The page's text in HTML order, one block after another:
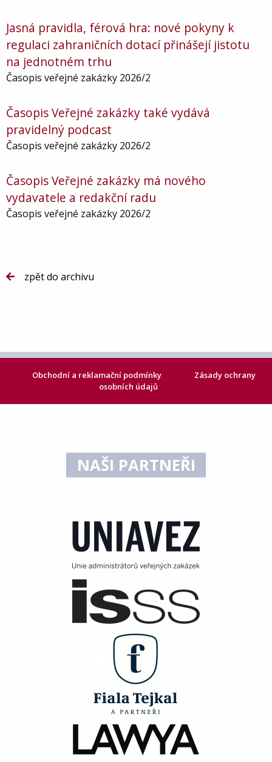
Jasná pravidla, férová hra: nové pokyny k
regulaci zahraničních dotací přinášejí jistotu
na jednotném trhu
Časopis veřejné zakázky 2026/2
Časopis Veřejné zakázky také vydává
pravidelný podcast
Časopis veřejné zakázky 2026/2
Časopis Veřejné zakázky má nového
vydavatele a redakční radu
Časopis veřejné zakázky 2026/2
zpět do archivu
Obchodní a reklamační podmínky
Zásady ochrany
osobních údajů
NAŠI PARTNEŘI